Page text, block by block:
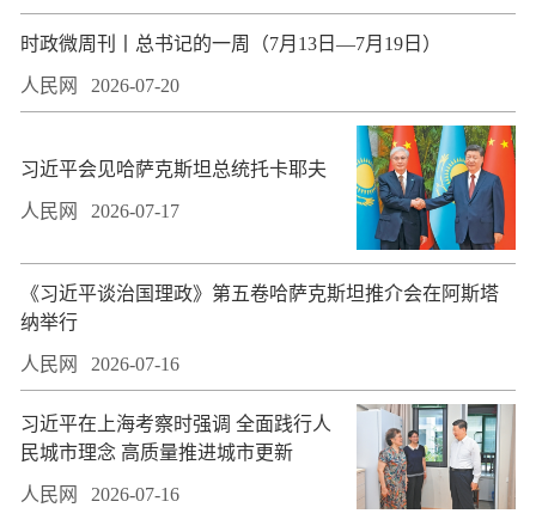
时政微周刊丨总书记的一周（7月13日—7月19日）
人民网 2026-07-20
习近平会见哈萨克斯坦总统托卡耶夫
人民网 2026-07-17
​《习近平谈治国理政》第五卷哈萨克斯坦推介会在阿斯塔
纳举行
人民网 2026-07-16
习近平在上海考察时强调 全面践行人
民城市理念 高质量推进城市更新
人民网 2026-07-16